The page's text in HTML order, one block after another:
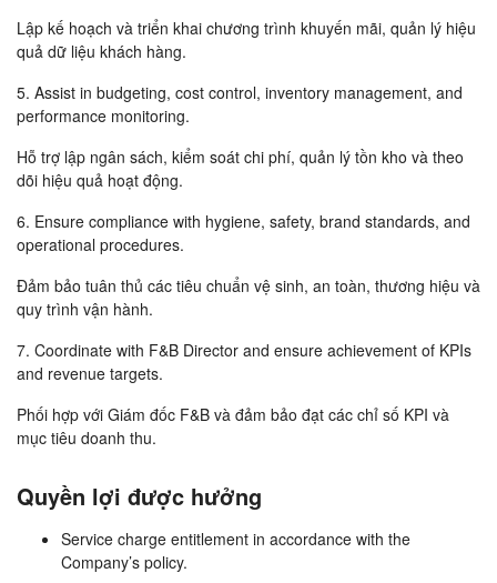
Lập kế hoạch và triển khai chương trình khuyến mãi, quản lý hiệu
quả dữ liệu khách hàng.
5. Assist in budgeting, cost control, inventory management, and
performance monitoring.
Hỗ trợ lập ngân sách, kiểm soát chi phí, quản lý tồn kho và theo
dõi hiệu quả hoạt động.
6. Ensure compliance with hygiene, safety, brand standards, and
operational procedures.
Đảm bảo tuân thủ các tiêu chuẩn vệ sinh, an toàn, thương hiệu và
quy trình vận hành.
7. Coordinate with F&B Director and ensure achievement of KPIs
and revenue targets.
Phối hợp với Giám đốc F&B và đảm bảo đạt các chỉ số KPI và
mục tiêu doanh thu.
Quyền lợi được hưởng
Service charge entitlement in accordance with the
Company’s policy.